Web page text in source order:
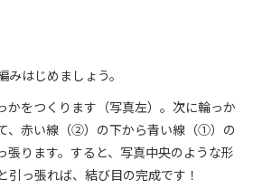
はじめましょう。
かをつくります（写真左）。次に輪っか
、赤い線（②）の下から青い線（①）の
張ります。すると、写真中央のような形
引っ張れば、結び目の完成です！